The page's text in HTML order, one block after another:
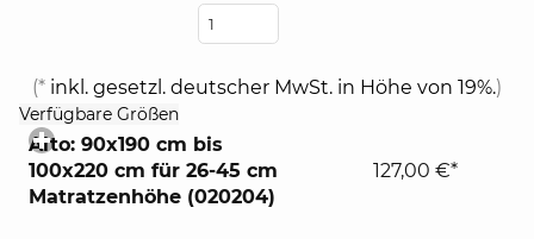
(* inkl. gesetzl. deutscher MwSt. in Höhe von 19%.)
Verfügbare Größen
to
expand
contents
Alto: 90x190 cm bis
100x220 cm für 26-45 cm
Matratzenhöhe (020204)
127,00 €*